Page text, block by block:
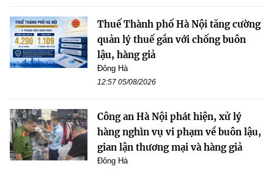
Thuế Thành phố Hà Nội tăng cường
quản lý thuế gắn với chống buôn
lậu, hàng giả
Đông Hà
12:57 05/08/2026
Công an Hà Nội phát hiện, xử lý
hàng nghìn vụ vi phạm về buôn lậu,
gian lận thương mại và hàng giả
Đông Hà